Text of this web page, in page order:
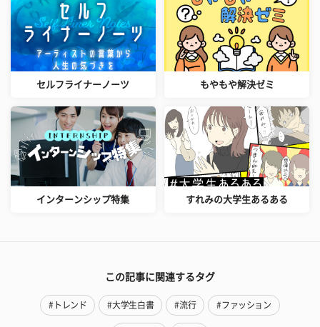
セルフライナーノーツ もやもや解決ゼミ
インターンシップ特集 すれみの大学生あるある
この記事に関連するタグ
#トレンド #大学生白書 #流行 #ファッション